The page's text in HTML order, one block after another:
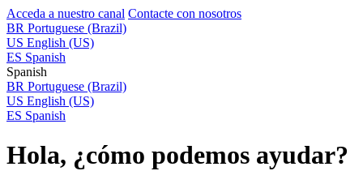
Acceda a nuestro canal Contacte con nosotros
BR Portuguese (Brazil)
US English (US)
ES Spanish
Spanish
BR Portuguese (Brazil)
US English (US)
ES Spanish
Hola, ¿cómo podemos ayudar?